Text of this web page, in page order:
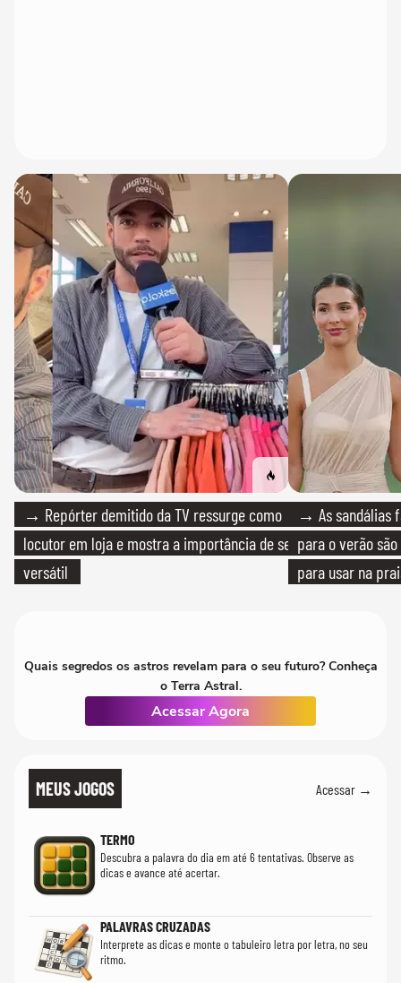
→ Repórter demitido da TV ressurge como
locutor em loja e mostra a importância de ser
versátil
→ As sandálias
para o verão
para usar na
Quais segredos os astros revelam para o seu futuro? Conheça
o Terra Astral.
Acessar Agora
MEUS JOGOS Acessar →
TERMO
Descubra a palavra do dia em até 6 tentativas. Observe as
dicas e avance até acertar.
PALAVRAS CRUZADAS
Interprete as dicas e monte o tabuleiro letra por letra, no seu
ritmo.